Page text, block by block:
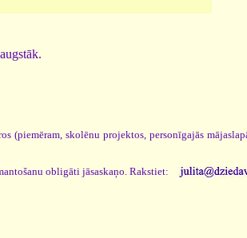
(piemēram, skolēnu projektos, personīgajās
obligāti jāsaskaņo. Rakstiet: